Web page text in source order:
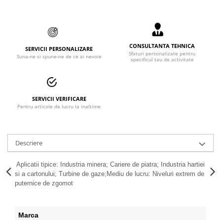
Mijloace de legatura
Opritoare de cadere
Sisteme de acces in canale
Incaltaminte
Sandale de protectie
Bocanci de protectie
Accesorii
Incaltaminte alba de protectie
SERVICII PERSONALIZARE
Suna-ne si spune-ne de ce ai nevoie
CONSULTANTA TEHNICA
Sfaturi personalizate pentru
specificul tau de activitate
SERVICII VERIFICARE
Pentru articole de lucru la inaltime
Descriere
Aplicatii tipice: Industria minera; Cariere de piatra; Industria hartiei
si a cartonului; Turbine de gaze;Mediu de lucru: Niveluri extrem de
puternice de zgomot
Marca